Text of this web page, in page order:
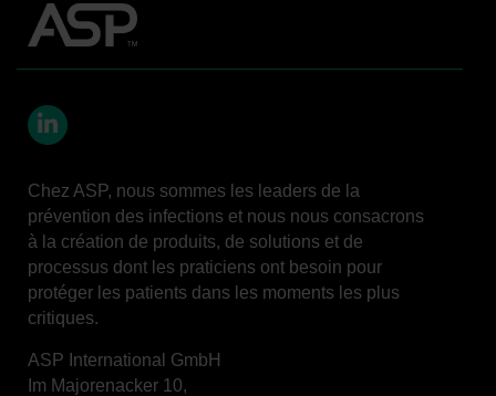
Chez ASP, nous sommes les leaders de la
prévention des infections et nous nous consacrons
à la création de produits, de solutions et de
processus dont les praticiens ont besoin pour
protéger les patients dans les moments les plus
critiques.
ASP International GmbH
Im Majorenacker 10,